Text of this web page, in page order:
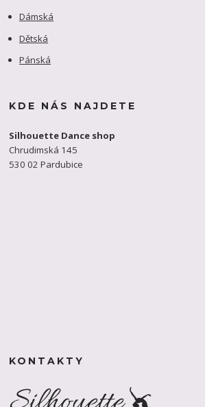
Dámská
Dětská
Pánská
KDE NÁS NAJDETE
Silhouette Dance shop
Chrudimská 145
530 02 Pardubice
KONTAKTY